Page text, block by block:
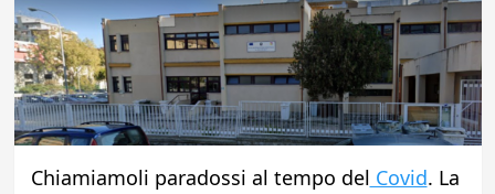
Chiamiamoli paradossi al tempo del Covid. La